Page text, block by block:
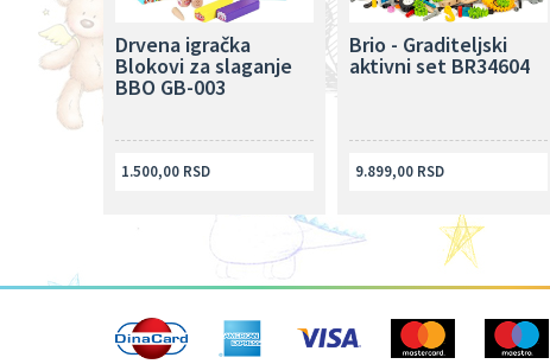
Drvena igračka
Blokovi za slaganje
BBO GB-003
1.500,00 RSD
Brio - Graditeljski
aktivni set BR34604
9.899,00 RSD